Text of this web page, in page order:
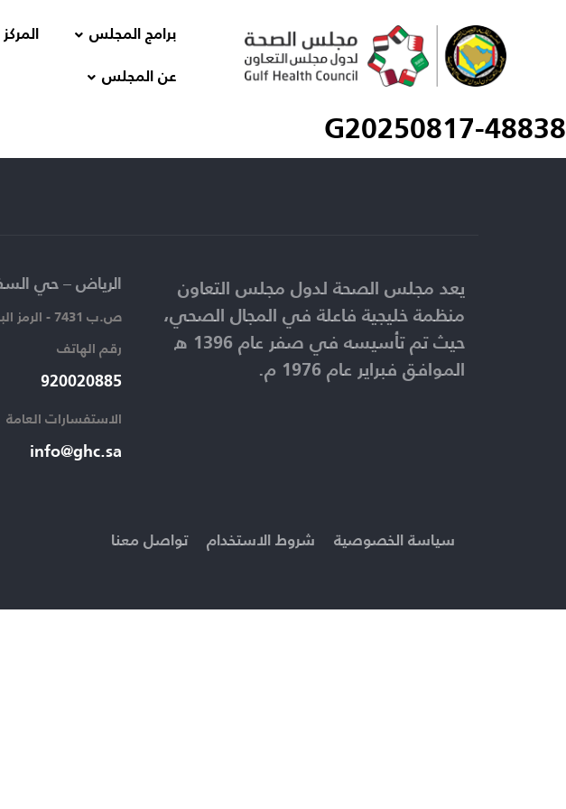
برامج المجلس
عن المجلس
G20250817-48838
الرياض – حي
ص.ب 7431 - الرمز البريدي 11462
رقم الهاتف​
920020885​
الاستفسارات العامة ​
info@ghc.sa​
يعد مجلس الصحة لدول مجلس التعاون
منظمة خليجية فاعلة في المجال الصحي،
حيث تم تأسيسه في صفر عام 1396 ه
الموافق فبراير عام 1976 م.
تواصل معنا شروط الاستخدام سياسة الخصوصية